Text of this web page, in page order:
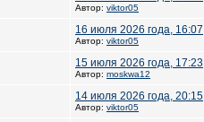
Автор: viktor05
16 июля 2026 года, 16:07
Автор: viktor05
15 июля 2026 года, 17:23
Автор: moskwa12
14 июля 2026 года, 20:15
Автор: viktor05